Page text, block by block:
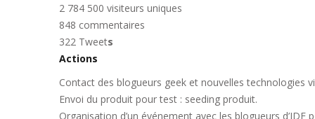
2 784 500 visiteurs uniques
848 commentaires
322 Tweets
Actions
Contact des blogueurs geek et nouvelles technologies
Envoi du produit pour test : seeding produit.
Organisation d’un événement avec les blogueurs